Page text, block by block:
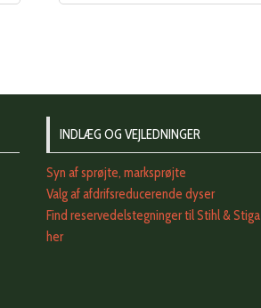
INDLÆG OG VEJLEDNINGER
Syn af sprøjte, marksprøjte
Valg af afdrifsreducerende dyser
Find reservedelstegninger til Stihl & Stiga
her